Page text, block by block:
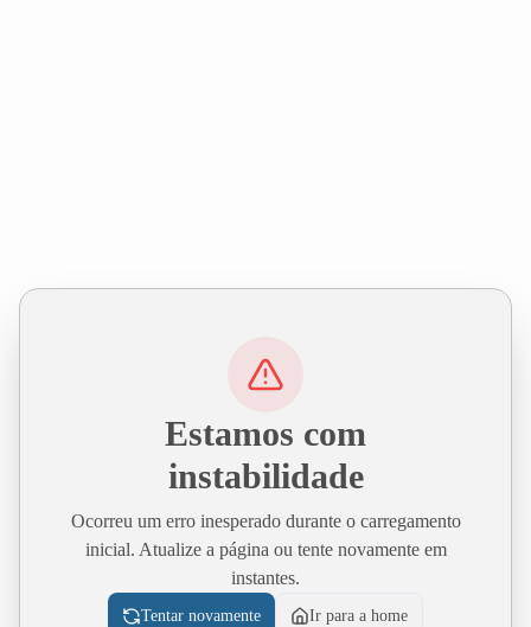
Estamos com
instabilidade
Ocorreu um erro inesperado durante o carregamento
inicial. Atualize a página ou tente novamente em
instantes.
Tentar novamente Ir para a home